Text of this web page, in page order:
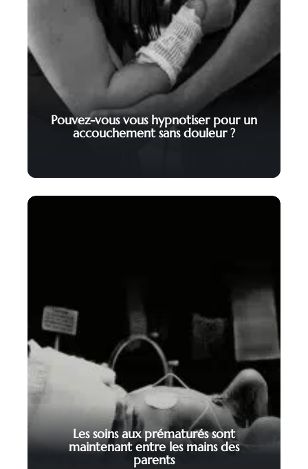
Pouvez-vous vous hypnotiser pour un
accouchement sans douleur ?
Les soins aux prématurés sont
maintenant entre les mains des
parents